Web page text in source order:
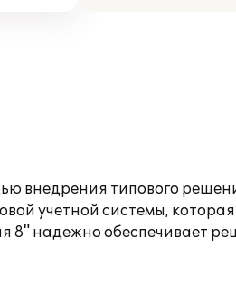
типового
учетной системы,
8" надежно обеспечивает